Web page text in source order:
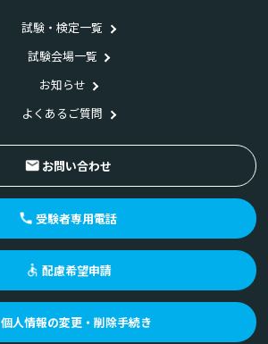
試験・検定一覧
試験会場一覧
お知らせ
よくあるご質問
お問い合わせ
受験者専用電話
配慮希望申請
個人情報の変更・削除手続き